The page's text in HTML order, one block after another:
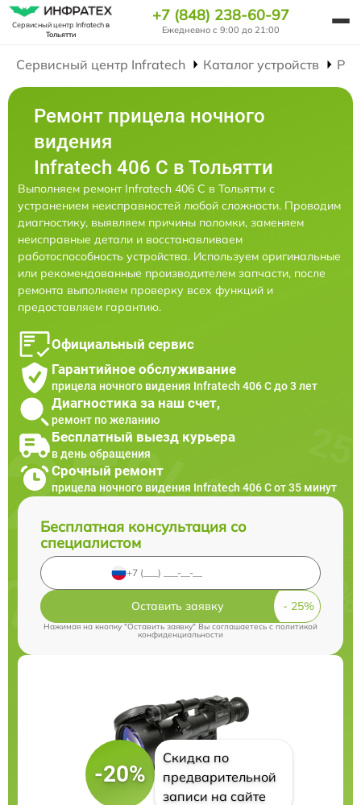
Сервисный центр Infratechв
Тольятти
+7 (848) 238-60-97
Ежедневно с 9:00 до 21:00
Сервисный центр Infratech Каталог устройств
Ремонт прицела ночного
видения
Infratech 406 С в Тольятти
Выполняем ремонт Infratech 406 С в Тольятти с
устранением неисправностей любой сложности. Проводим
диагностику, выявляем причины поломки, заменяем
неисправные детали и восстанавливаем
работоспособность устройства. Используем оригинальные
или рекомендованные производителем запчасти, после
ремонта выполняем проверку всех функций и
предоставляем гарантию.
Официальный сервис
Гарантийное обслуживание
прицела ночного видения Infratech 406 С до 3 лет
Диагностика за наш счет,
ремонт по желанию
Бесплатный выезд курьера
в день обращения
Срочный ремонт
прицела ночного видения Infratech 406 С от 35 минут
Бесплатная консультация со
специалистом
Оставить заявку
Нажимая на кнопку "Оставить заявку" Вы соглашаетесь cполитикой
конфиденциальности
-20%
Скидка по
предварительной
записи на сайте